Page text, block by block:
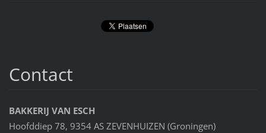
Contact
BAKKERIJ VAN ESCH
Hoofddiep 78, 9354 AS ZEVENHUIZEN (Groningen)